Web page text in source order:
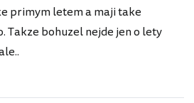
primym letem a maji take
Takze bohuzel nejde jen o lety